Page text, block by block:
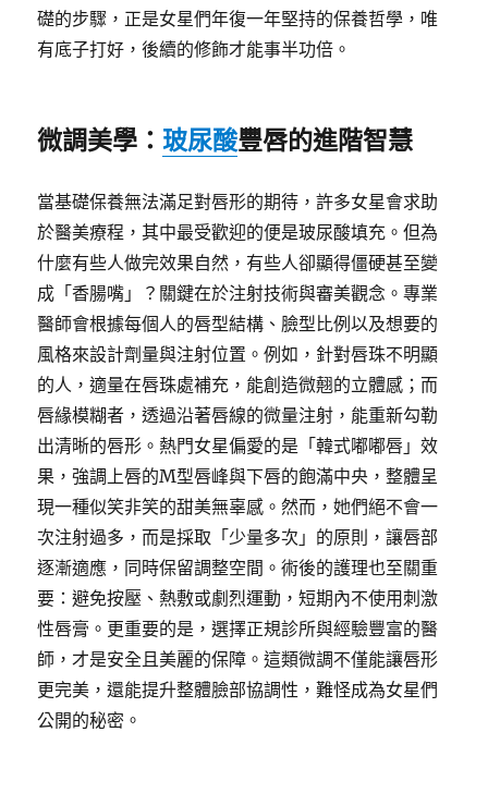
礎的步驟，正是女星們年復一年堅持的保養哲學，唯
有底子打好，後續的修飾才能事半功倍。
微調美學： 玻尿酸豐唇的進階智慧
當基礎保養無法滿足對唇形的期待，許多女星會求助
於醫美療程，其中最受歡迎的便是玻尿酸填充。但為
什麼有些人做完效果自然，有些人卻顯得僵硬甚至變
成「香腸嘴」？關鍵在於注射技術與審美觀念。專業
醫師會根據每個人的唇型結構、臉型比例以及想要的
風格來設計劑量與注射位置。例如，針對唇珠不明顯
的人，適量在唇珠處補充，能創造微翹的立體感；而
唇緣模糊者，透過沿著唇線的微量注射，能重新勾勒
出清晰的唇形。熱門女星偏愛的是「韓式嘟嘟唇」效
果，強調上唇的M型唇峰與下唇的飽滿中央，整體呈
現一種似笑非笑的甜美無辜感。然而，她們絕不會一
次注射過多，而是採取「少量多次」的原則，讓唇部
逐漸適應，同時保留調整空間。術後的護理也至關重
要：避免按壓、熱敷或劇烈運動，短期內不使用刺激
性唇膏。更重要的是，選擇正規診所與經驗豐富的醫
師，才是安全且美麗的保障。這類微調不僅能讓唇形
更完美，還能提升整體臉部協調性，難怪成為女星們
公開的秘密。